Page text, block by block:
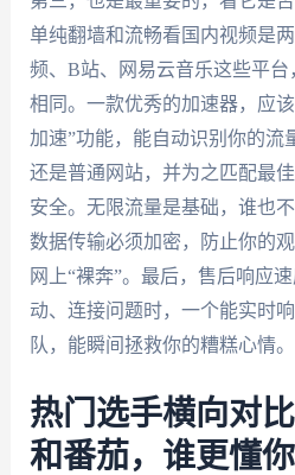
单纯翻墙和流畅看国内视频是
频、B站、网易云音乐这些平
相同。一款优秀的加速器，应
加速”功能，能自动识别你的流
还是普通网站，并为之匹配最
安全。无限流量是基础，谁也
数据传输必须加密，防止你的
网上“裸奔”。最后，售后响应
动、连接问题时，一个能实时
队，能瞬间拯救你的糟糕心情。
热门选手横向对
和番茄，谁更懂你